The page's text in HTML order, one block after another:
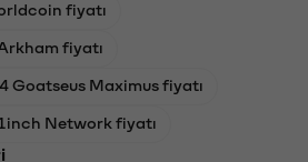
fiyatı
fiyatı
Goatseus Maximus fiyatı
Network fiyatı